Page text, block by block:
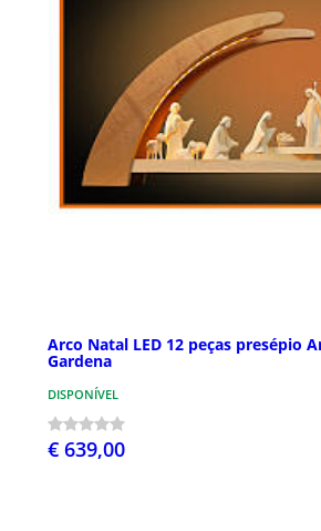
Arco Natal LED 12 peças presépio
Gardena
DISPONÍVEL
€ 639,00